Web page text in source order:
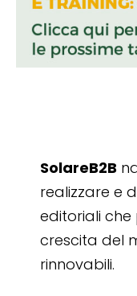
SolareB2B
realizzare e
editoriali
crescita del
rinnovabili.